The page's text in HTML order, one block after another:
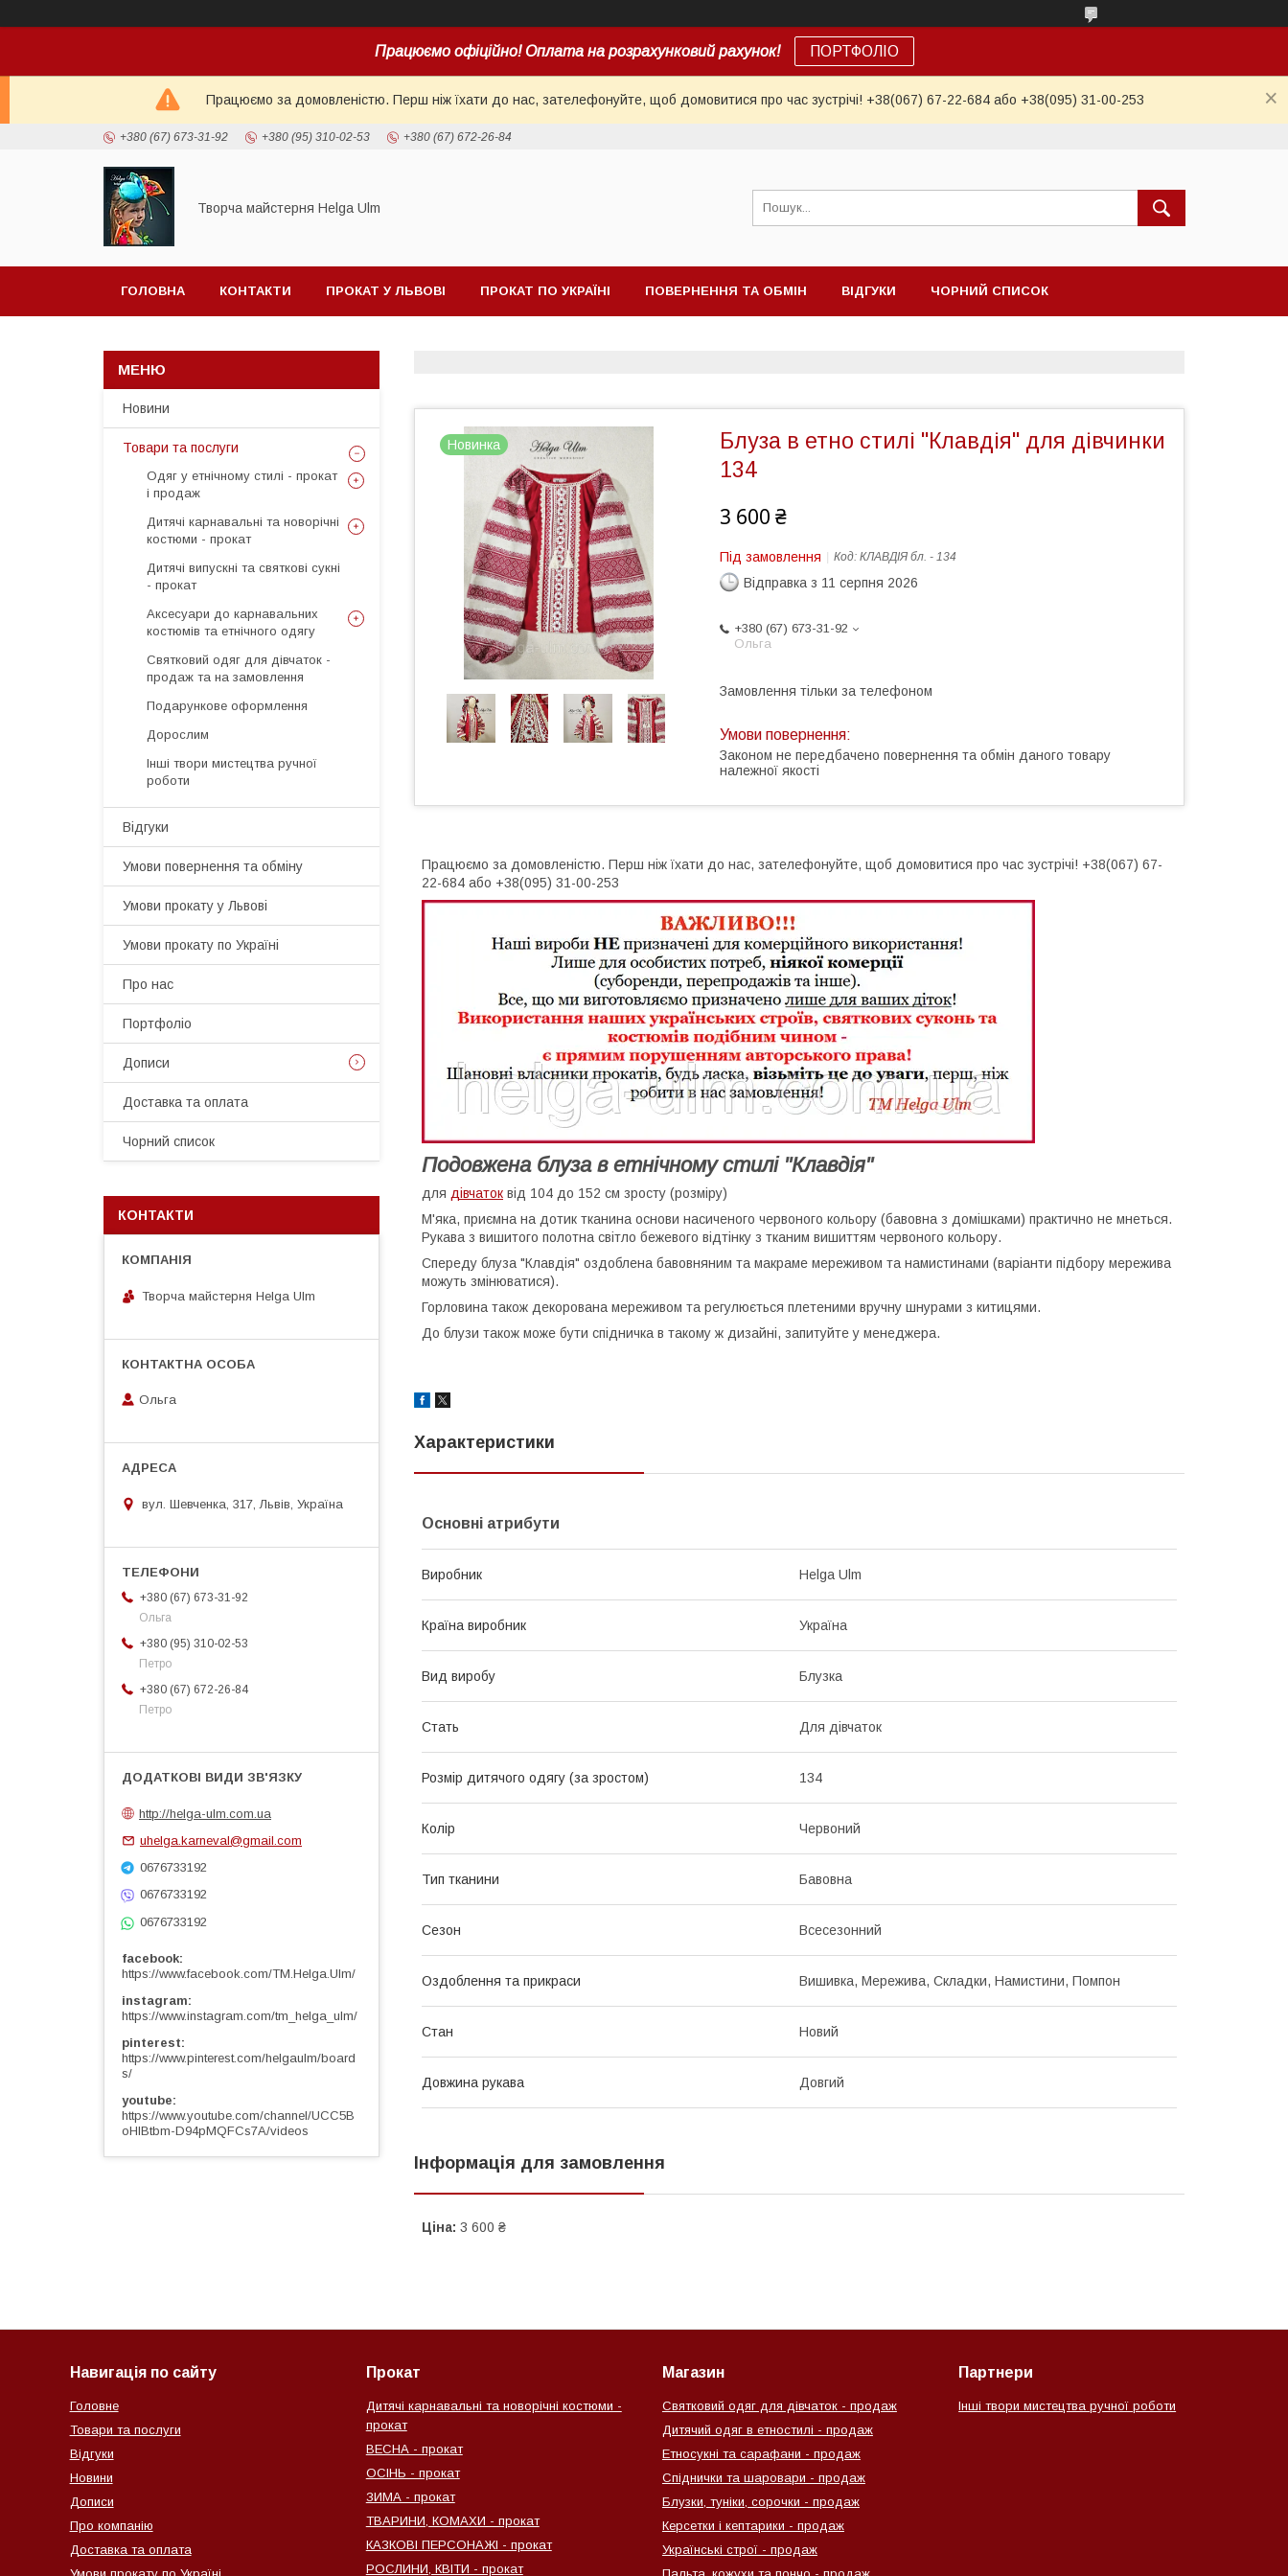
Працюємо офіційно! Оплата на розрахунковий рахунок! ПОРТФОЛІО
Працюємо за домовленістю. Перш ніж їхати до нас, зателефонуйте, щоб домовитися про час зустрічі! +38(067) 67-22-684 або +38(095) 31-00-253
+380 (67) 673-31-92 +380 (95) 310-02-53 +380 (67) 672-26-84
Творча майстерня Helga Ulm
ГОЛОВНА КОНТАКТИ ПРОКАТ У ЛЬВОВІ ПРОКАТ ПО УКРАЇНІ ПОВЕРНЕННЯ ТА ОБМІН ВІДГУКИ ЧОРНИЙ СПИСОК
Новинка
Блуза в етно стилі "Клавдія" для дівчинки
134
3 600 ₴
Під замовлення Код: КЛАВДІЯ бл. - 134
Відправка з 11 серпня 2026
+380 (67) 673-31-92
Ольга
Замовлення тільки за телефоном
Законом не передбачено повернення та обмін даного товару
належної якості
Працюємо за домовленістю. Перш ніж їхати до нас, зателефонуйте, щоб домовитися про час зустрічі! +38(067) 67-
22-684 або +38(095) 31-00-253
Подовжена блуза в етнічному стилі "Клавдія"
для дівчаток від 104 до 152 см зросту (розміру)
М'яка, приємна на дотик тканина основи насиченого червоного кольору (бавовна з домішками) практично не мнеться.
Рукава з вишитого полотна світло бежевого відтінку з тканим вишиттям червоного кольору.
Спереду блуза "Клавдія" оздоблена бавовняним та макраме мереживом та намистинами (варіанти підбору мережива
можуть змінюватися).
Горловина також декорована мереживом та регулюється плетеними вручну шнурами з китицями.
До блузи також може бути спідничка в такому ж дизайні, запитуйте у менеджера.
Характеристики
Основні атрибути
Виробник Helga Ulm
Країна виробник Україна
Вид виробу Блузка
Стать Для дівчаток
Розмір дитячого одягу (за зростом) 134
Колір Червоний
Тип тканини Бавовна
Сезон Всесезонний
Оздоблення та прикраси Вишивка, Мережива, Складки, Намистини, Помпон
Стан Новий
Довжина рукава Довгий
Інформація для замовлення
Ціна: 3 600 ₴
Новини
Товари та послуги
Одяг у етнічному стилі - прокат
і продаж
Дитячі карнавальні та новорічні
костюми - прокат
Дитячі випускні та святкові сукні
- прокат
Аксесуари до карнавальних
костюмів та етнічного одягу
Святковий одяг для дівчаток -
продаж та на замовлення
Подарункове оформлення
Дорослим
Інші твори мистецтва ручної
роботи
Відгуки
Умови повернення та обміну
Умови прокату у Львові
Умови прокату по Україні
Про нас
Портфоліо
Дописи
Доставка та оплата
Чорний список
КОНТАКТИ
Творча майстерня Helga Ulm
Ольга
вул. Шевченка, 317, Львів, Україна
+380 (67) 673-31-92
Ольга
+380 (95) 310-02-53
Петро
+380 (67) 672-26-84
Петро
http://helga-ulm.com.ua
uhelga.karneval@gmail.com
0676733192
0676733192
0676733192
facebook
https://www.facebook.com/TM.Helga.Ulm/
instagram
https://www.instagram.com/tm_helga_ulm/
pinterest
https://www.pinterest.com/helgaulm/board
s/
youtube
https://www.youtube.com/channel/UCC5B
oHlBtbm-D94pMQFCs7A/videos
Навигація по сайту
Головне
Товари та послуги
Відгуки
Новини
Дописи
Про компанію
Доставка та оплата
Прокат
Дитячі карнавальні та новорічні костюми -
прокат
ВЕСНА - прокат
ОСІНЬ - прокат
ЗИМА - прокат
ТВАРИНИ, КОМАХИ - прокат
КАЗКОВІ ПЕРСОНАЖІ - прокат
РОСЛИНИ, КВІТИ - прокат
Магазин
Святковий одяг для дівчаток - продаж
Дитячий одяг в етностилі - продаж
Етносукні та сарафани - продаж
Спіднички та шаровари - продаж
Блузки, туніки, сорочки - продаж
Керсетки і кептарики - продаж
Українські строї - продаж
Партнери
Інші твори мистецтва ручної роботи